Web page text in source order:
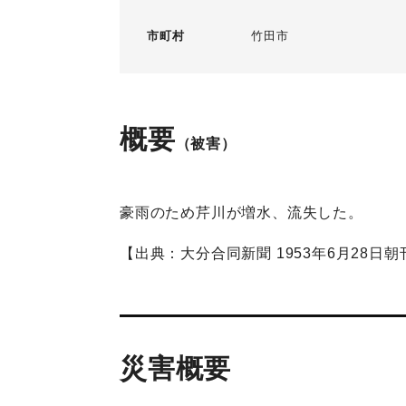
市町村 竹田市
概要 （被害）
豪雨のため芹川が増水、流失した。
【出典：大分合同新聞 1953年6月28日朝
災害概要